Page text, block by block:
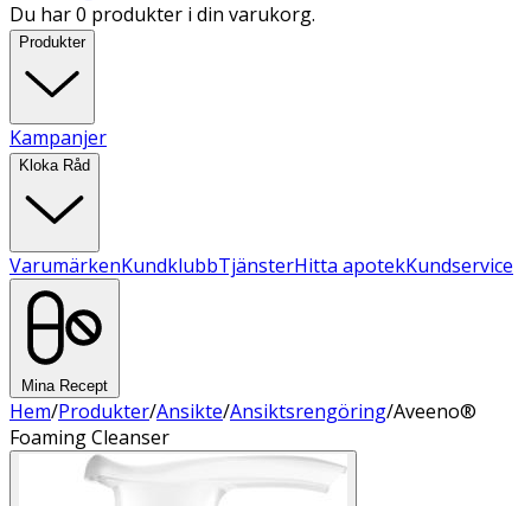
Du har 0 produkter i din varukorg.
Produkter
Kampanjer
Kloka Råd
VarumärkenKundklubbTjänsterHitta apotekKundservice
Mina Recept
Hem/Produkter/Ansikte/Ansiktsrengöring/Aveeno®
Foaming Cleanser